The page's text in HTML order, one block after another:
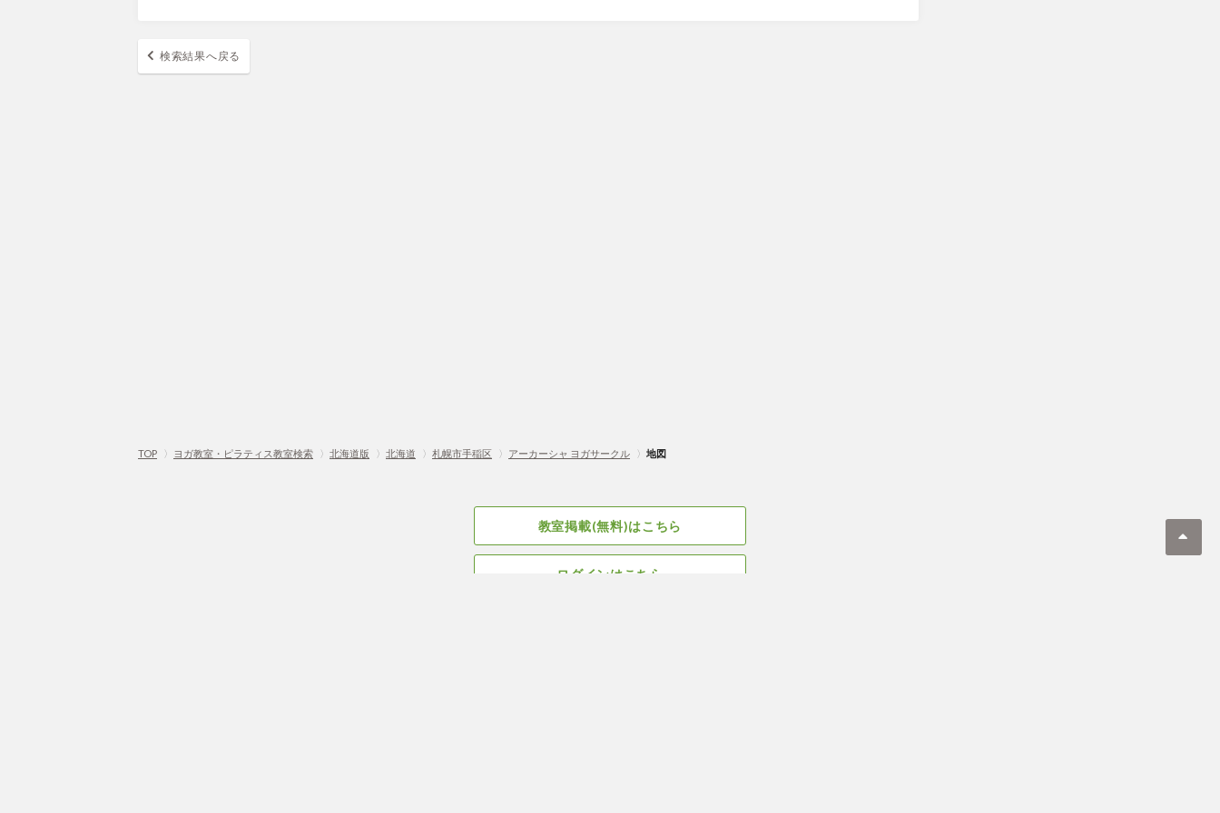
検索結果へ戻る
TOP 〉 ヨガ教室・ピラティス教室検索 〉 北海道版 〉 北海道 〉 札幌市手稲区 〉 アーカーシャ ヨガサークル 〉 地図
教室掲載(無料)はこちら
ログインはこちら